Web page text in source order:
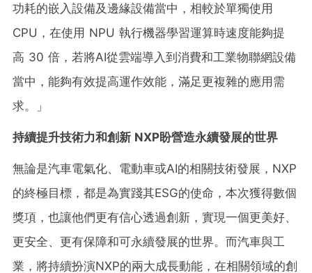
功耗的嵌入設備及邊緣設備當中，相較於單獨使用
CPU，在使用 NPU 執行機器學習運算時速度能夠提
高 30 倍，若將AI從雲端導入到消費和工業物聯網設備
當中，能夠有效提高運作效能，滿足更複雜的應用需
求。」
持續提升技術力和創新 NXP盼營造永續發展的世界
無論是汽車電氣化、電動車或AI的相關技術發展，NXP
的終極目標，都是為實踐其ESG的使命，本次獲得數個
獎項，也讓他們更有信心透過創新，實現一個更美好、
更安全、更有保障和可永續發展的世界。而汽車與工
業，將持續扮演NXP的兩大成長動能，在相關領域的創